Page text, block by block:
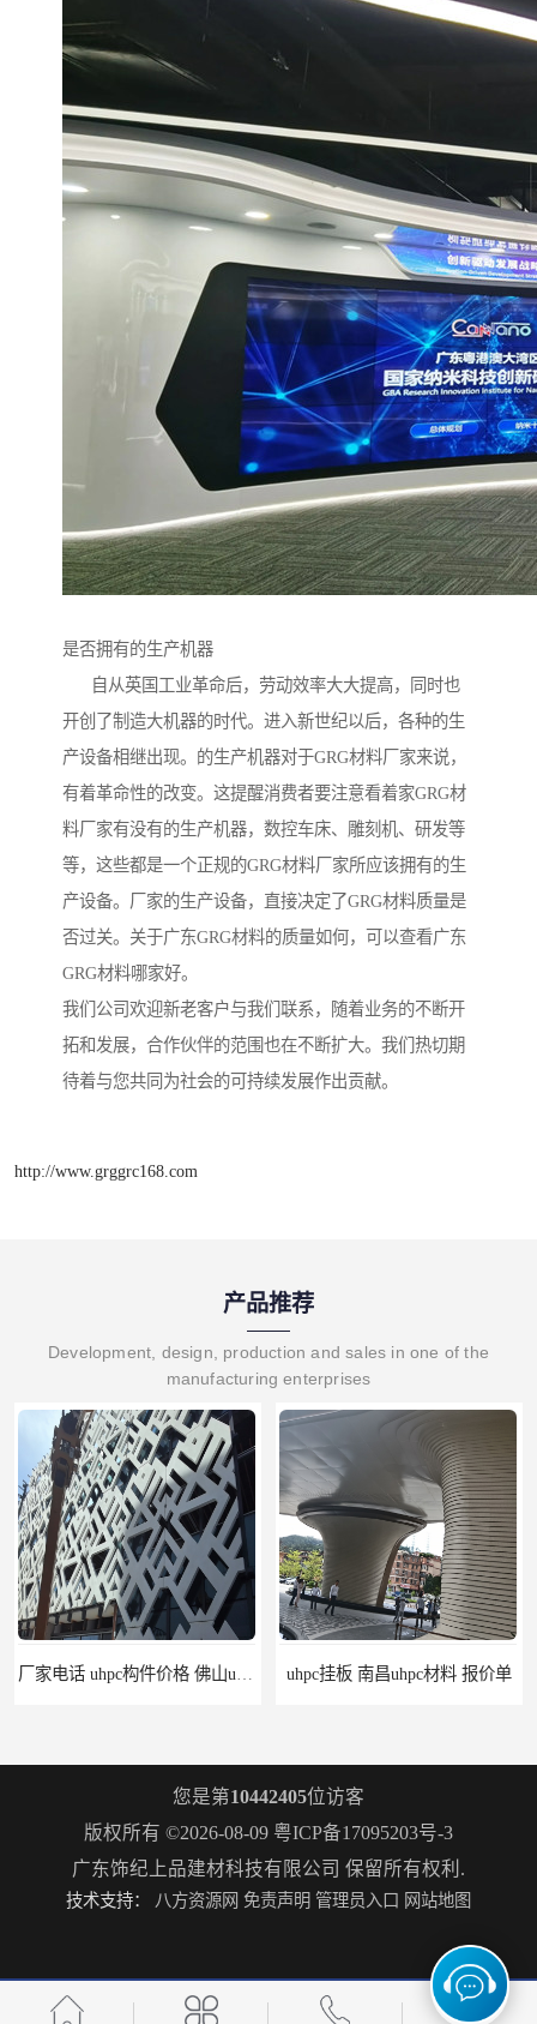
是否拥有的生产机器
自从英国工业革命后，劳动效率大大提高，同时也
开创了制造大机器的时代。进入新世纪以后，各种的生
产设备相继出现。的生产机器对于GRG材料厂家来说，
有着革命性的改变。这提醒消费者要注意看着家GRG材
料厂家有没有的生产机器，数控车床、雕刻机、研发等
等，这些都是一个正规的GRG材料厂家所应该拥有的生
产设备。厂家的生产设备，直接决定了GRG材料质量是
否过关。关于广东GRG材料的质量如何，可以查看广东
GRG材料哪家好。
我们公司欢迎新老客户与我们联系，随着业务的不断开
拓和发展，合作伙伴的范围也在不断扩大。我们热切期
待着与您共同为社会的可持续发展作出贡献。
http://www.grggrc168.com
产品推荐
Development, design, production and sales in one of the
manufacturing enterprises
uhpc挂板 南昌uhpc材料 报价单 构件grc 联系方式 佛山grc吊顶厂家
惠州grc生产厂家 grc欧式构件 20年行业经验 grc水泥构件 湛江grc墙板生产商 生产安装一条龙
您是第10442405位访客
版权所有 ©2026-08-09 粤ICP备17095203号-3
广东饰纪上品建材科技有限公司 保留所有权利.
技术支持： 八方资源网 免责声明 管理员入口 网站地图